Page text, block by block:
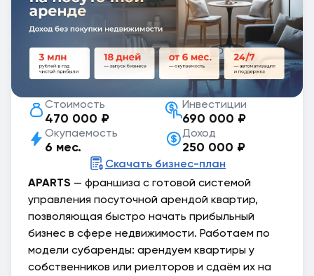
Стоимость
470 000 ₽
Инвестиции
690 000 ₽
Окупаемость
6 мес.
Доход
250 000 ₽
APARTS — франшиза с готовой системой
управления посуточной арендой квартир,
позволяющая быстро начать прибыльный
бизнес в сфере недвижимости. Работаем по
модели субаренды: арендуем квартиры у
собственников или риелторов и сдаём их на
Скачать бизнес-план